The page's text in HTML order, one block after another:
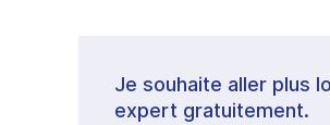
Je souhaite aller plus
expert gratuitement.